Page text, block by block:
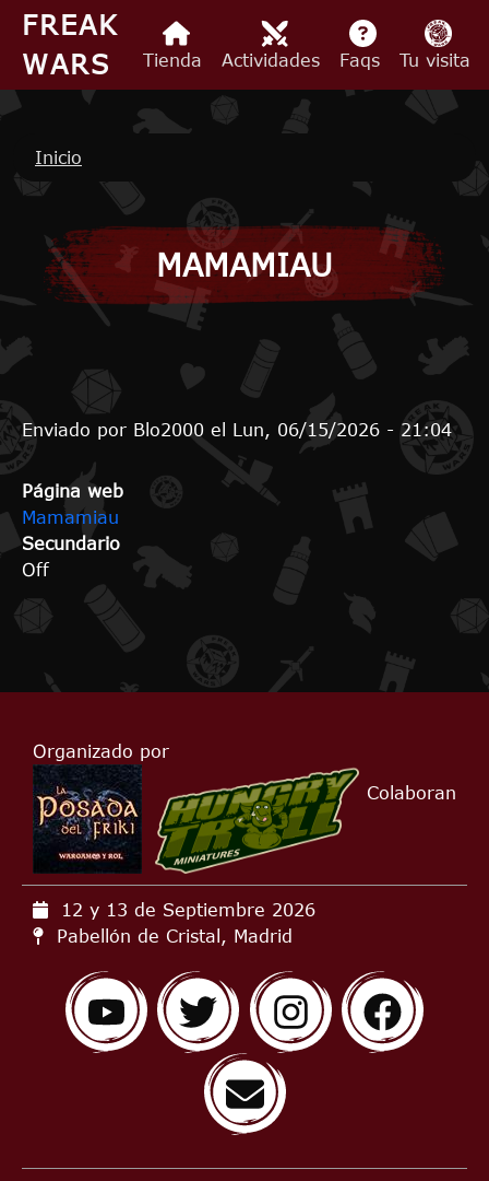
Pasar al contenido principal
FREAK
WARS
Tienda Actividades Faqs Tu visita
Ruta de navegación
Inicio
MAMAMIAU
Enviado por Blo2000 el Lun, 06/15/2026 - 21:04
Página web
Mamamiau
Secundario
Off
Organizado por
Colaboran
12 y 13 de Septiembre 2026
Pabellón de Cristal, Madrid